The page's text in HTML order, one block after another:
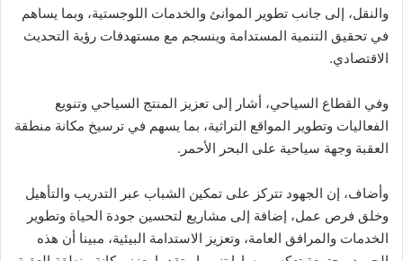
والنقل، إلى جانب تطوير الموانئ والخدمات اللوجستية، وبما يساهم
في تحقيق التنمية المستدامة وينسجم مع مستهدفات رؤية التحديث
الاقتصادي.
وفي القطاع السياحي، أشار إلى تعزيز المنتج السياحي وتنويع
الفعاليات وتطوير المواقع التراثية، بما يسهم في ترسيخ مكانة منطقة
العقبة وجهة سياحية على البحر الأحمر.
وأضاف، إن الجهود تتركز على تمكين الشباب عبر التدريب والتأهيل
وخلق فرص عمل، إضافة إلى مشاريع لتحسين جودة الحياة وتطوير
الخدمات والمرافق العامة، وتعزيز الاستدامة البيئية، مبينا أن هذه